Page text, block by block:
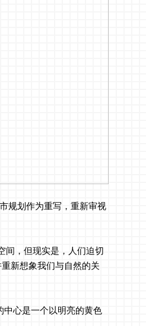
规划作为重写，重新审视
间，但现实是，人们迫切
新想象我们与自然的关
中心是一个以明亮的黄色